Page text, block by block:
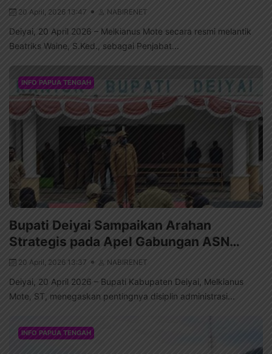
20 April, 2026 13:47 NABIRENET
Deiyai, 20 April 2026 – Melkianus Mote secara resmi melantik
Beatriks Waine, S.Ked., sebagai Penjabat...
INFO PAPUA TENGAH
Bupati Deiyai Sampaikan Arahan
Strategis pada Apel Gabungan ASN…
20 April, 2026 13:37 NABIRENET
Deiyai, 20 April 2026 – Bupati Kabupaten Deiyai, Melkianus
Mote, ST, menegaskan pentingnya disiplin administrasi...
INFO PAPUA TENGAH